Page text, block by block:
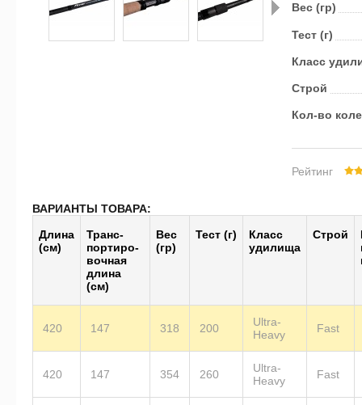
Вес (гр)
Тест (г)
Класс
Строй
Кол-во
Рейтинг
ВАРИАНТЫ ТОВАРА:
Длина
(см)
Транс­
пор­тиро­
воч­ная
длина
(см)
Вес
(гр)
Тест (г)
Класс
удилища
Строй
420 147 318 200
Ultra-
Heavy
Fast
420 147 354 260
Ultra-
Heavy
Fast